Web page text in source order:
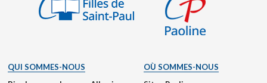
QUI SOMMES-NOUS
OÙ SOMMES-NOUS